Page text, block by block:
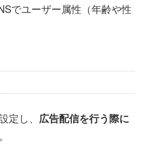
でユーザー属性（年齢や性
し、 広告配信を行う際に